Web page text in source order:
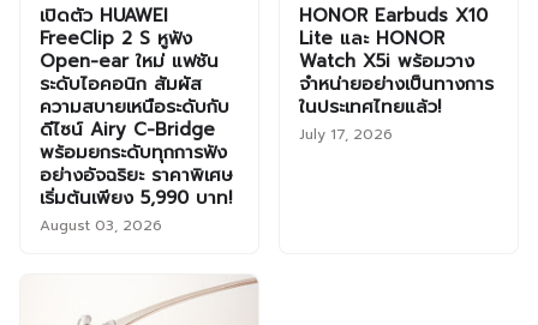
เปิดตัว HUAWEI
FreeClip 2 S หูฟัง
Open-ear ใหม่ แฟชัน
ระดับไอคอนิก สัมผัส
ความสบายเหนือระดับกับ
ดีไซน์ Airy C-Bridge
พร้อมยกระดับทุกการฟัง
อย่างอัจฉริยะ ราคาพิเศษ
เริ่มต้นเพียง 5,990 บาท!
August 03, 2026
HONOR Earbuds X10
Lite และ HONOR
Watch X5i พร้อมวาง
จำหน่ายอย่างเป็นทางการ
ในประเทศไทยแล้ว!
July 17, 2026